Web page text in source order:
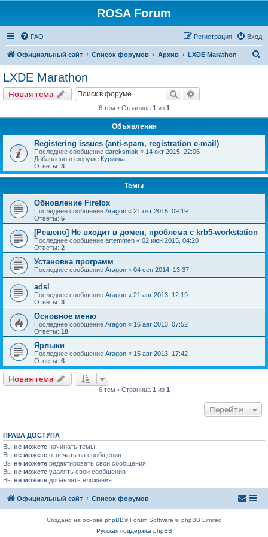
ROSA Forum
FAQ Вход
Регистрация
Официальный сайт Список форумов Архив LXDE Marathon
LXDE Marathon
Новая тема Поиск
6 тем • Страница 1 из 1
Объявления
Registering issues (anti-spam, registration e-mail)
Последнее сообщение dareksmok « 14 окт 2015, 22:06
Добавлено в форуме Курилка
Ответы: 3
Темы
Обновление Firefox
Последнее сообщение Aragon « 21 окт 2015, 09:19
Ответы: 5
[Решено] Не входит в домен, проблема с krb5-workstation
Последнее сообщение artemmen « 02 июн 2015, 04:20
Ответы: 2
Установка программ
Последнее сообщение Aragon « 04 сен 2014, 13:37
adsl
Последнее сообщение Aragon « 21 авг 2013, 12:19
Ответы: 3
Основное меню
Последнее сообщение Aragon « 16 авг 2013, 07:52
Ответы: 18
Ярлыки
Последнее сообщение Aragon « 15 авг 2013, 17:42
Ответы: 6
Новая тема
6 тем • Страница 1 из 1
Перейти
ПРАВА ДОСТУПА
Вы не можете начинать темы
Вы не можете отвечать на сообщения
Вы не можете редактировать свои сообщения
Вы не можете удалять свои сообщения
Вы не можете добавлять вложения
Официальный сайт Список форумов
Создано на основе phpBB® Forum Software © phpBB Limited
Русская поддержка phpBB